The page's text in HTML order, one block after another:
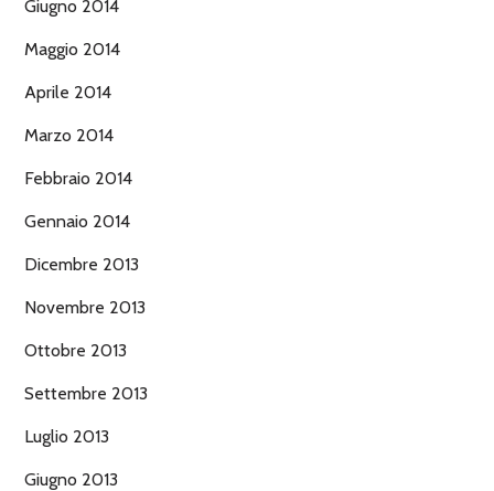
Giugno 2014
Maggio 2014
Aprile 2014
Marzo 2014
Febbraio 2014
Gennaio 2014
Dicembre 2013
Novembre 2013
Ottobre 2013
Settembre 2013
Luglio 2013
Giugno 2013